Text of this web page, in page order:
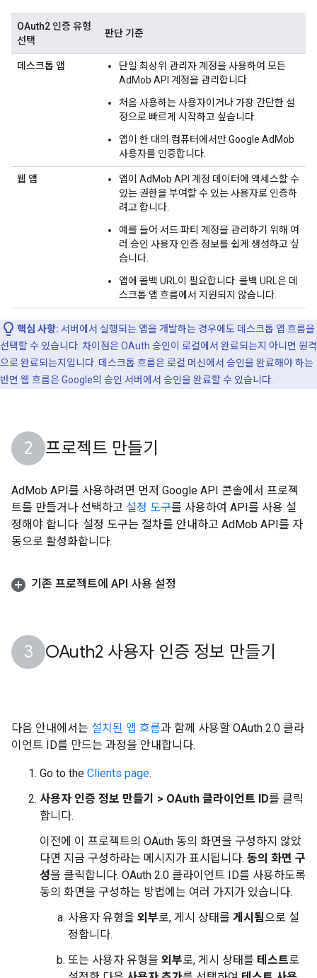
OAuth2 인증 유형
선택
판단 기준
데스크톱 앱
단일 최상위 관리자 계정을 사용하여 모든
AdMob API 계정을 관리합니다.
처음 사용하는 사용자이거나 가장 간단한 설
정으로 빠르게 시작하고 싶습니다.
앱이 한 대의 컴퓨터에서만 Google AdMob
사용자를 인증합니다.
웹 앱
앱이 AdMob API 계정 데이터에 액세스할 수
있는 권한을 부여할 수 있는 사용자로 인증하
려고 합니다.
예를 들어 서드 파티 계정을 관리하기 위해 여
러 승인 사용자 인증 정보를 쉽게 생성하고 싶
습니다.
앱에 콜백 URL이 필요합니다. 콜백 URL은 데
스크톱 앱 흐름에서 지원되지 않습니다.
핵심 사항: 서버에서 실행되는 앱을 개발하는 경우에도 데스크톱 앱 흐름을
선택할 수 있습니다. 차이점은 OAuth 승인이 로컬에서 완료되는지 아니면 원격
으로 완료되는지입니다. 데스크톱 흐름은 로컬 머신에서 승인을 완료해야 하는
반면 웹 흐름은 Google의 승인 서버에서 승인을 완료할 수 있습니다.
프로젝트 만들기
AdMob API를 사용하려면 먼저 Google API 콘솔에서 프로젝
트를 만들거나 선택하고 설정 도구를 사용하여 API를 사용 설
정해야 합니다. 설정 도구는 절차를 안내하고 AdMob API를 자
동으로 활성화합니다.
기존 프로젝트에 API 사용 설정
OAuth2 사용자 인증 정보 만들기
다음 안내에서는 설치된 앱 흐름과 함께 사용할 OAuth 2.0 클라
이언트 ID를 만드는 과정을 안내합니다.
Go to the Clients page.
사용자 인증 정보 만들기 > OAuth 클라이언트 ID를 클릭
합니다.
이전에 이 프로젝트의 OAuth 동의 화면을 구성하지 않았
다면 지금 구성하라는 메시지가 표시됩니다. 동의 화면 구
성을 클릭합니다. OAuth 2.0 클라이언트 ID를 사용하도록
동의 화면을 구성하는 방법에는 여러 가지가 있습니다.
사용자 유형을 외부로, 게시 상태를 게시됨으로 설
정합니다.
또는 사용자 유형을 외부로, 게시 상태를 테스트로